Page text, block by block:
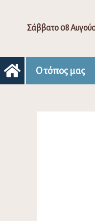
Σάββατο 08
Ο τόπος μας